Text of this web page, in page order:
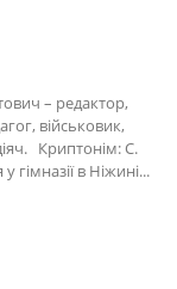
– редактор,
військовик,
Криптонім: С.
гімназії в Ніжині...